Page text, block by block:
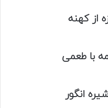
از کهنه
با طعمی
انگور